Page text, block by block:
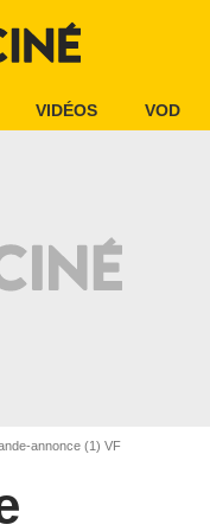
VIDÉOS VOD
annonce (1) VF